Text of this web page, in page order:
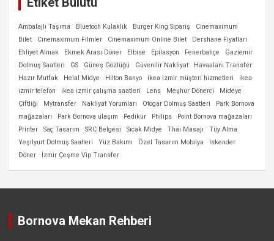
Ambalajlı Taşıma Bluetooh Kulaklık Burger King Sipariş
Cinemaximum
Bilet
Cinemaximum Filmler Cinemaximum Online Bilet
Dershane Fiyatları
Ehliyet Almak
Ekmek Arası Döner Elbise Epilasyon Fenerbahçe
Gaziemir
Dolmuş Saatleri
GS Güneş Gözlüğü Güvenilir Nakliyat
Havaalanı Transfer
Hazır Mutfak
Helal Midye Hilton Banyo ikea izmir müşteri hizmetleri
ikea
izmir telefon
ikea izmir çalışma saatleri Lens Meşhur Dönerci
Mideye
Çiftliği
Mytransfer Nakliyat Yorumları Otogar Dolmuş Saatleri
Park Bornova
mağazaları
Park Bornova ulaşım Pedikür Philips
Point Bornova mağazaları
Printer
Saç Tasarım SRC Belgesi Sıcak Midye Thai Masajı
Tüy Alma
Yeşilyurt Dolmuş Saatleri
Yüz Bakımı Özel Tasarım Mobilya
İskender
Döner
İzmir Çeşme Vip Transfer
Bornova Mekan Rehberi